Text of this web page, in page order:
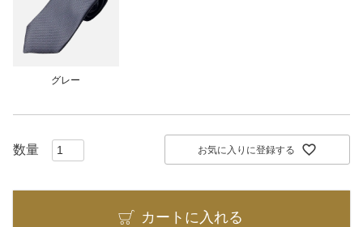
グレー
お気に入りに登録する
カートに入れる